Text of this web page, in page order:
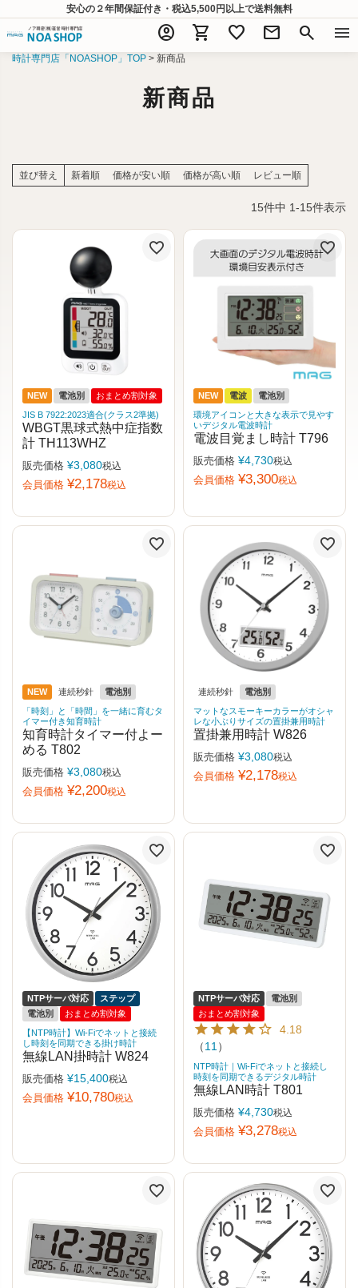
安心の２年間保証付き・税込5,500円以上で送料無料
account_circle shopping_cart favorite mail search menu
時計専門店「NOASHOP」TOP 新商品
新商品
並び替え 新着順 価格が安い順 価格が高い順 レビュー順
15件中 1-15件表示
NEW 電池別
おまとめ割対象
JIS B 7922:2023適合(クラス2準拠)
WBGT黒球式熱中症指数
計 TH113WHZ
販売価格 ¥3,080税込
会員価格 ¥2,178税込
NEW 電波
電池別
環境アイコンと大きな表示で見やす
いデジタル電波時計
電波目覚まし時計 T796
販売価格 ¥4,730税込
会員価格 ¥3,300税込
NEW 連続秒針
電池別
「時刻」と「時間」を一緒に育むタ
イマー付き知育時計
知育時計タイマー付よー
める T802
販売価格 ¥3,080税込
会員価格 ¥2,200税込
連続秒針
電池別
マットなスモーキーカラーがオシャ
レな小ぶりサイズの置掛兼用時計
置掛兼用時計 W826
販売価格 ¥3,080税込
会員価格 ¥2,178税込
NTPサーバ対応
ステップ
電池別
おまとめ割対象
【NTP時計】Wi-Fiでネットと接続
し時刻を同期できる掛け時計
無線LAN掛時計 W824
販売価格 ¥15,400税込
会員価格 ¥10,780税込
NTPサーバ対応
電池別
おまとめ割対象
4.18
（11 ）
NTP時計｜Wi-Fiでネットと接続し
時刻を同期できるデジタル時計
無線LAN時計 T801
販売価格 ¥4,730税込
会員価格 ¥3,278税込